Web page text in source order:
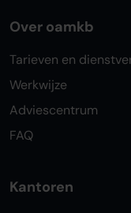
Over oamkb
Tarieven en
Werkwijze
Adviescentrum
FAQ
Kantoren